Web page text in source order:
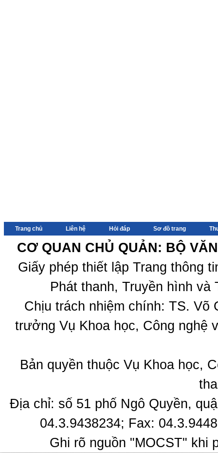
Trang chủ Liên hệ Hỏi đáp Sơ đồ trang
CƠ QUAN CHỦ QUẢN: BỘ
Giấy phép thiết lập Trang thông
Phát thanh, Truyền hình
Chịu trách nhiệm chính: TS.
trưởng Vụ Khoa học, Công nghệ
Bản quyền thuộc Vụ Khoa học,
Địa chỉ: số 51 phố Ngô Quyền,
04.3.9438234; Fax:
Ghi rõ nguồn "MOCST" khi